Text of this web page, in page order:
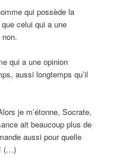
qui possède la
celui qui a une
qui a une opinion
aussi longtemps qu’il
je m’étonne, Socrate,
ait beaucoup plus de
aussi pour quelle
! (…)